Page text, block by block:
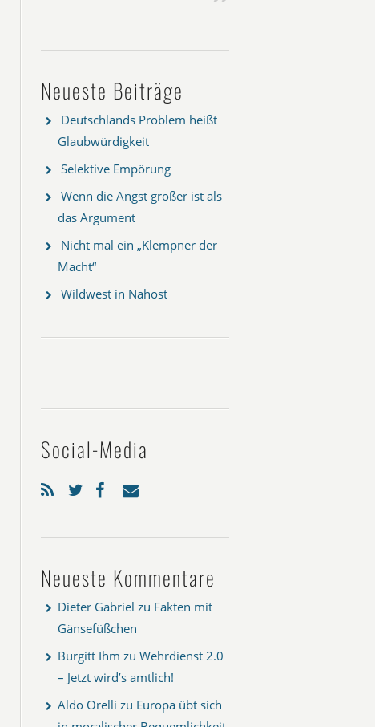
Neueste Beiträge
Deutschlands Problem heißt
Glaubwürdigkeit
Selektive Empörung
Wenn die Angst größer ist als
das Argument
Nicht mal ein „Klempner der
Macht“
Wildwest in Nahost
Social-Media
Neueste Kommentare
Dieter Gabriel zu Fakten mit
Gänsefüßchen
Burgitt Ihm zu Wehrdienst 2.0
– Jetzt wird’s amtlich!
Aldo Orelli zu Europa übt sich